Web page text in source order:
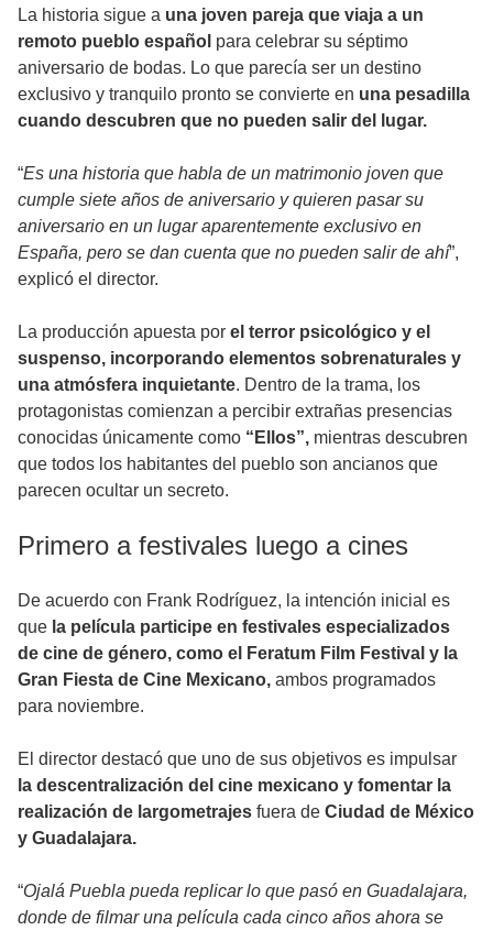
La historia sigue a una joven pareja que viaja a un
remoto pueblo español para celebrar su séptimo
aniversario de bodas. Lo que parecía ser un destino
exclusivo y tranquilo pronto se convierte en una pesadilla
cuando descubren que no pueden salir del lugar.
“Es una historia que habla de un matrimonio joven que
cumple siete años de aniversario y quieren pasar su
aniversario en un lugar aparentemente exclusivo en
España, pero se dan cuenta que no pueden salir de ahí”,
explicó el director.
La producción apuesta por el terror psicológico y el
suspenso, incorporando elementos sobrenaturales y
una atmósfera inquietante. Dentro de la trama, los
protagonistas comienzan a percibir extrañas presencias
conocidas únicamente como “Ellos”, mientras descubren
que todos los habitantes del pueblo son ancianos que
parecen ocultar un secreto.
Primero a festivales luego a cines
De acuerdo con Frank Rodríguez, la intención inicial es
que la película participe en festivales especializados
de cine de género, como el Feratum Film Festival y la
Gran Fiesta de Cine Mexicano, ambos programados
para noviembre.
El director destacó que uno de sus objetivos es impulsar
la descentralización del cine mexicano y fomentar la
realización de largometrajes fuera de Ciudad de México
y Guadalajara.
“Ojalá Puebla pueda replicar lo que pasó en Guadalajara,
donde de filmar una película cada cinco años ahora se